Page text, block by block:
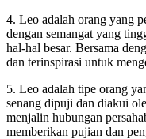
4. Leo adalah orang yang
dengan semangat yang
hal-hal besar. Bersama
dan terinspirasi untuk
5. Leo adalah tipe orang
senang dipuji dan diakui
menjalin hubungan
memberikan pujian dan